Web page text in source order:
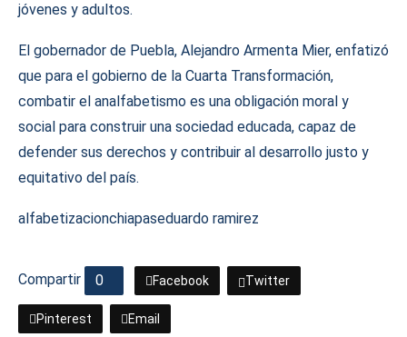
jóvenes y adultos.
El gobernador de Puebla, Alejandro Armenta Mier, enfatizó
que para el gobierno de la Cuarta Transformación,
combatir el analfabetismo es una obligación moral y
social para construir una sociedad educada, capaz de
defender sus derechos y contribuir al desarrollo justo y
equitativo del país.
alfabetizacionchiapaseduardo ramirez
Compartir 0 Facebook Twitter
Pinterest Email